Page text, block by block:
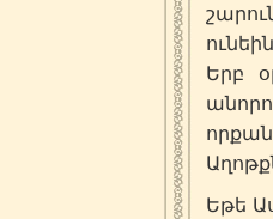
Երբ
Եթե